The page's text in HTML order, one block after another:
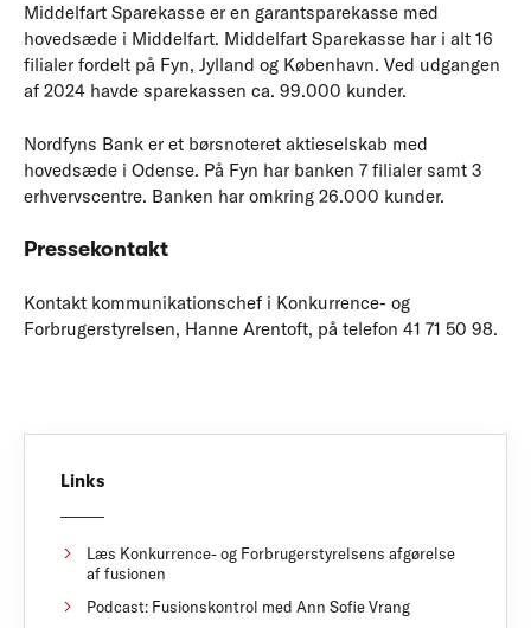
Middelfart Sparekasse er en garantsparekasse med
hovedsæde i Middelfart. Middelfart Sparekasse har i alt 16
filialer fordelt på Fyn, Jylland og København. Ved udgangen
af 2024 havde sparekassen ca. 99.000 kunder.
Nordfyns Bank er et børsnoteret aktieselskab med
hovedsæde i Odense. På Fyn har banken 7 filialer samt 3
erhvervscentre. Banken har omkring 26.000 kunder.
Pressekontakt
Kontakt kommunikationschef i Konkurrence- og
Forbrugerstyrelsen, Hanne Arentoft, på telefon 41 71 50 98.
Links
Læs Konkurrence- og Forbrugerstyrelsens afgørelse
af fusionen
Podcast: Fusionskontrol med Ann Sofie Vrang